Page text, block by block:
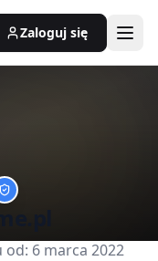
Zaloguj się
od: 6 marca 2022